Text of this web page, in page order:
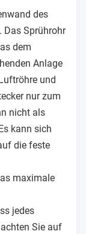
des
Das Sprührohr
dem
Anlage
und
nur zum
nicht als
kann sich
die feste
maximale
jedes
Sie auf